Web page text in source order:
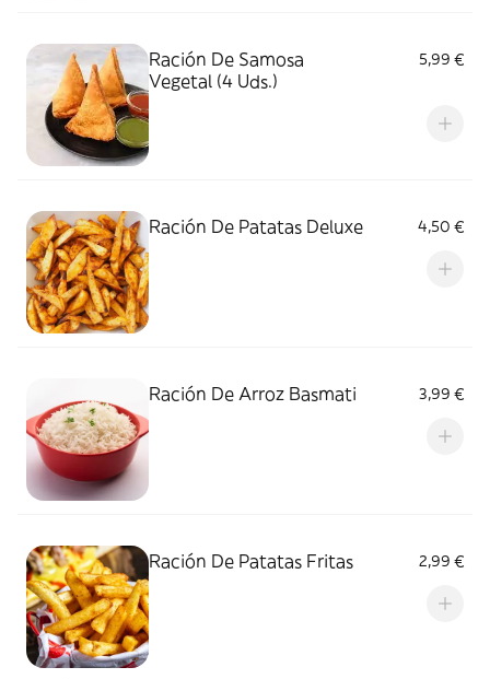
Ración De Samosa
Vegetal (4 Uds.)
5,99 €
Ración De Patatas Deluxe 4,50 €
Ración De Arroz Basmati 3,99 €
Ración De Patatas Fritas 2,99 €